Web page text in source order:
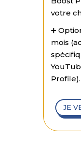
votre
➕
mois
Profile).
JE